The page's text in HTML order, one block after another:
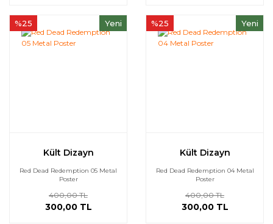
Yeni
%25
Kült Dizayn
Red Dead Redemption 05 Metal
Poster
400,00 TL
300,00 TL
Yeni
%25
Kült Dizayn
Red Dead Redemption 04 Metal
Poster
400,00 TL
300,00 TL